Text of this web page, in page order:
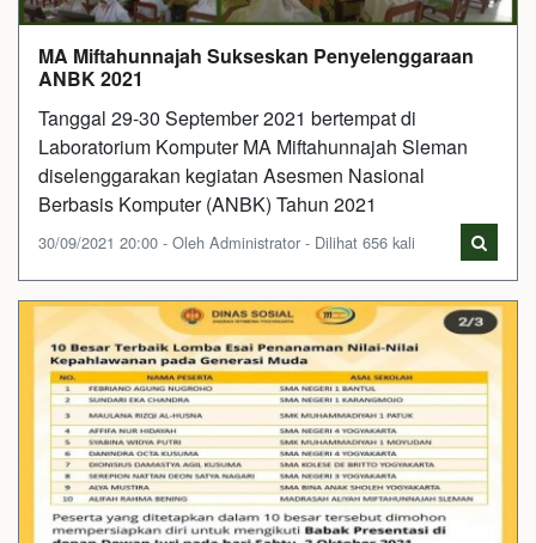
MA Miftahunnajah Sukseskan Penyelenggaraan
ANBK 2021
Tanggal 29-30 September 2021 bertempat di
Laboratorium Komputer MA Miftahunnajah Sleman
diselenggarakan kegiatan Asesmen Nasional
Berbasis Komputer (ANBK) Tahun 2021
30/09/2021 20:00 - Oleh Administrator - Dilihat 656 kali